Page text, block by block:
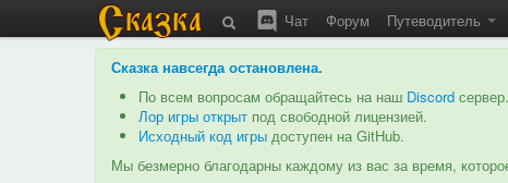
Чат Форум Путеводитель
Сказка навсегда остановлена.
По всем вопросам обращайтесь на наш Discord сервер.
Лор игры открыт под свободной лицензией.
Исходный код игры доступен на GitHub.
Мы безмерно благодарны каждому из вас за время,